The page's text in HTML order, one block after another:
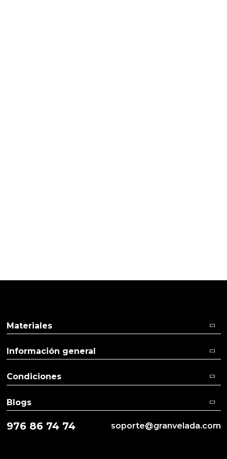
976 86 74 74 soporte@granvelada.com
Materiales
Información general
Condiciones
Blogs